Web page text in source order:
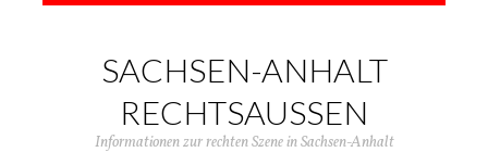
SACHSEN-ANHALT
RECHTSAUSSEN
Informationen zur rechten Szene in Sachsen-Anhalt